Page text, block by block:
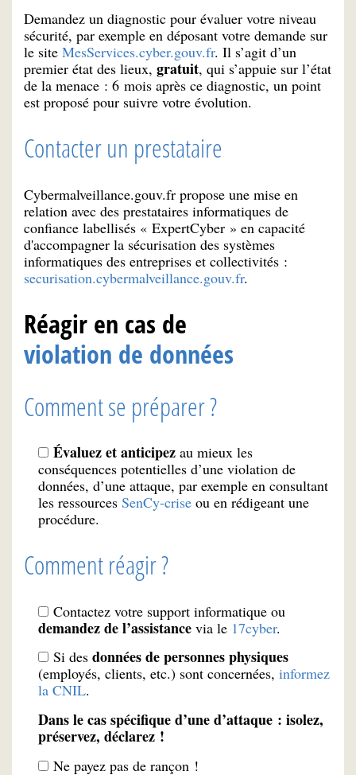
Demandez un diagnostic pour évaluer votre niveau
sécurité, par exemple en déposant votre demande sur
le site MesServices.cyber.gouv.fr. Il s’agit d’un
premier état des lieux, gratuit, qui s’appuie sur l’état
de la menace : 6 mois après ce diagnostic, un point
est proposé pour suivre votre évolution.
Contacter un prestataire
Cybermalveillance.gouv.fr propose une mise en
relation avec des prestataires informatiques de
confiance labellisés « ExpertCyber » en capacité
d'accompagner la sécurisation des systèmes
informatiques des entreprises et collectivités :
securisation.cybermalveillance.gouv.fr.
Réagir en cas de
violation de données
Comment se préparer ?
Évaluez et anticipez au mieux les
conséquences potentielles d’une violation de
données, d’une attaque, par exemple en consultant
les ressources SenCy-crise ou en rédigeant une
procédure.
Comment réagir ?
Contactez votre support informatique ou
demandez de l’assistance via le 17cyber.
Si des données de personnes physiques
(employés, clients, etc.) sont concernées, informez
la CNIL.
Dans le cas spécifique d’une d’attaque : isolez,
préservez, déclarez !
Ne payez pas de rançon !